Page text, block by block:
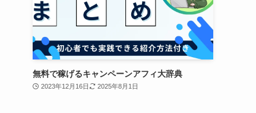
無料で稼げるキャンペーンアフィ大辞典
2023年12月16日 2025年8月1日